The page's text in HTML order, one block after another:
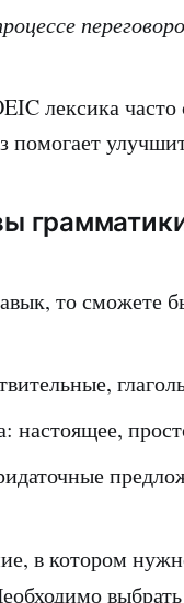
лексика
помогает
то сможете
настоящее,
в котором